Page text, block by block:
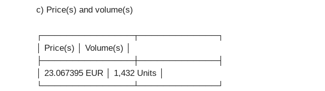
c) Price(s) and volume(s)
┌───────────────┬─────────────┐
│ Price(s) │ Volume(s) │
├───────────────┼─────────────┤
│ 23.067395 EUR │ 1,432 Units │
└───────────────┴─────────────┘